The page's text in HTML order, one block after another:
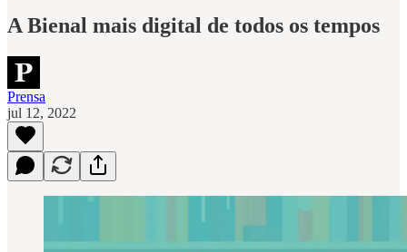
A Bienal mais digital de todos os tempos
Prensa
jul 12, 2022